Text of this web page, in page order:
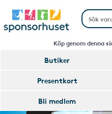
Köp genom denna
Butiker
Presentkort
Bli medlem